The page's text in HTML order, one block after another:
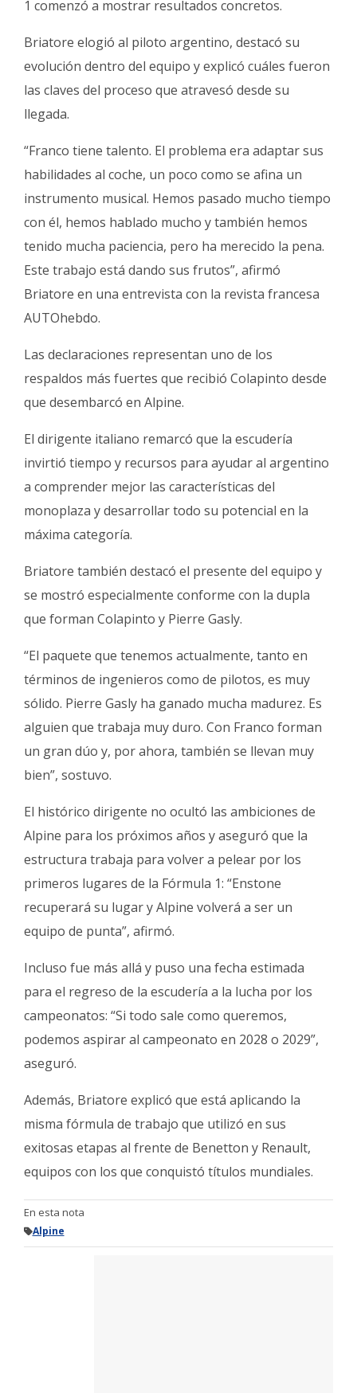
1 comenzó a mostrar resultados concretos.
Briatore elogió al piloto argentino, destacó su
evolución dentro del equipo y explicó cuáles fueron
las claves del proceso que atravesó desde su
llegada.
“Franco tiene talento. El problema era adaptar sus
habilidades al coche, un poco como se afina un
instrumento musical. Hemos pasado mucho tiempo
con él, hemos hablado mucho y también hemos
tenido mucha paciencia, pero ha merecido la pena.
Este trabajo está dando sus frutos”, afirmó
Briatore en una entrevista con la revista francesa
AUTOhebdo.
Las declaraciones representan uno de los
respaldos más fuertes que recibió Colapinto desde
que desembarcó en Alpine.
El dirigente italiano remarcó que la escudería
invirtió tiempo y recursos para ayudar al argentino
a comprender mejor las características del
monoplaza y desarrollar todo su potencial en la
máxima categoría.
Briatore también destacó el presente del equipo y
se mostró especialmente conforme con la dupla
que forman Colapinto y Pierre Gasly.
“El paquete que tenemos actualmente, tanto en
términos de ingenieros como de pilotos, es muy
sólido. Pierre Gasly ha ganado mucha madurez. Es
alguien que trabaja muy duro. Con Franco forman
un gran dúo y, por ahora, también se llevan muy
bien”, sostuvo.
El histórico dirigente no ocultó las ambiciones de
Alpine para los próximos años y aseguró que la
estructura trabaja para volver a pelear por los
primeros lugares de la Fórmula 1: “Enstone
recuperará su lugar y Alpine volverá a ser un
equipo de punta”, afirmó.
Incluso fue más allá y puso una fecha estimada
para el regreso de la escudería a la lucha por los
campeonatos: “Si todo sale como queremos,
podemos aspirar al campeonato en 2028 o 2029”,
aseguró.
Además, Briatore explicó que está aplicando la
misma fórmula de trabajo que utilizó en sus
exitosas etapas al frente de Benetton y Renault,
equipos con los que conquistó títulos mundiales.
En esta nota
Alpine